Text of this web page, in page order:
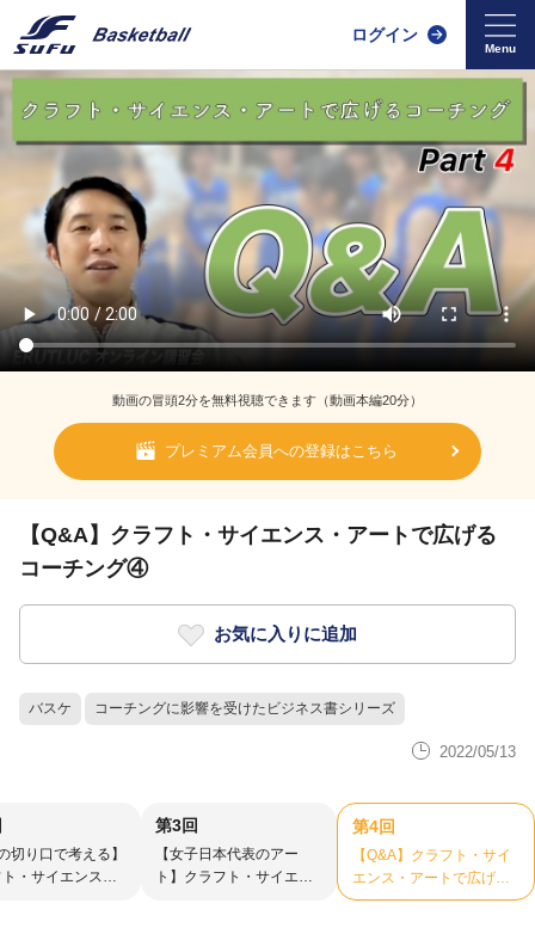
ログイン
動画の冒頭2分を無料視聴できます（動画本編20分）
プレミアム会員への登録はこちら
【Q&A】クラフト・サイエンス・アートで広げる
コーチング④
お気に入りに追加
バスケ コーチングに影響を受けたビジネス書シリーズ
2022/05/13
切り口で考える】
・サイエンス・
第3回
【女子日本代表のアー
ト】クラフト・サイエン
第4回
【Q&A】クラフト・サイ
エンス・アートで広げる
コーチング④